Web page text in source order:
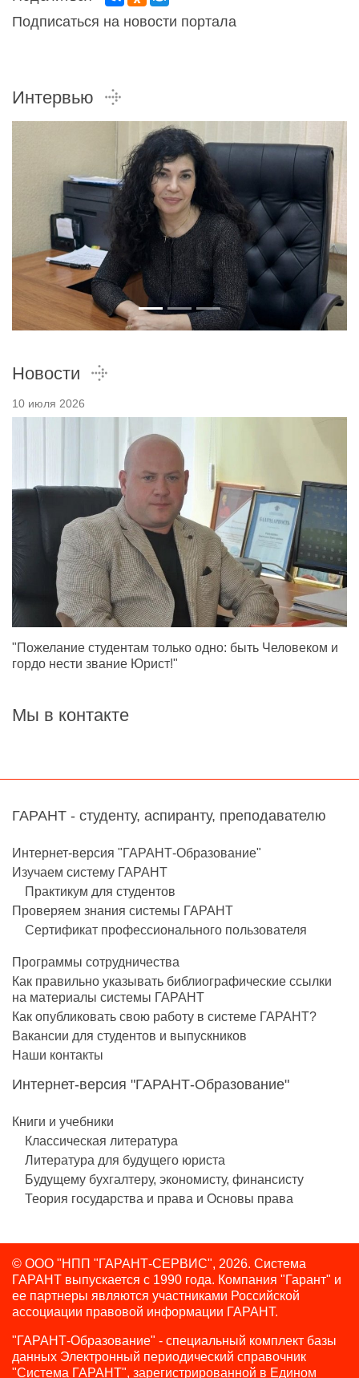
Подписаться на новости портала
Интервью
Новости
10 июля 2026
"Пожелание студентам только одно: быть Человеком и
гордо нести звание Юрист!"
Мы в контакте
ГАРАНТ - студенту, аспиранту, преподавателю
Интернет-версия "ГАРАНТ-Образование"
Изучаем систему ГАРАНТ
Практикум для студентов
Проверяем знания системы ГАРАНТ
Сертификат профессионального пользователя
Программы сотрудничества
Как правильно указывать библиографические ссылки
на материалы системы ГАРАНТ
Как опубликовать свою работу в системе ГАРАНТ?
Вакансии для студентов и выпускников
Наши контакты
Интернет-версия "ГАРАНТ-Образование"
Книги и учебники
Классическая литература
Литература для будущего юриста
Будущему бухгалтеру, экономисту, финансисту
Теория государства и права и Основы права
© ООО "НПП "ГАРАНТ-СЕРВИС", 2026. Система
ГАРАНТ выпускается с 1990 года. Компания "Гарант" и
ее партнеры являются участниками Российской
ассоциации правовой информации ГАРАНТ.
"ГАРАНТ-Образование" - специальный комплект базы
данных Электронный периодический справочник
"Система ГАРАНТ", зарегистрированной в Едином